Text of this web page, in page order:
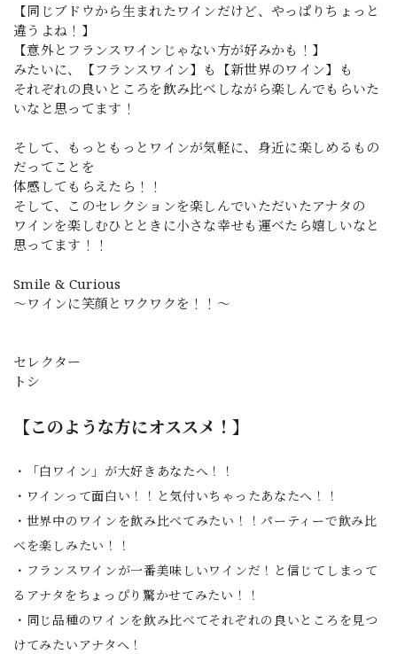
【同じブドウから生まれたワインだけど、やっぱりちょっと
違うよね！】
【意外とフランスワインじゃない方が好みかも！】
みたいに、【フランスワイン】も【新世界のワイン】も
それぞれの良いところを飲み比べしながら楽しんでもらいた
いなと思ってます！
そして、もっともっとワインが気軽に、身近に楽しめるもの
だってことを
体感してもらえたら！！
そして、このセレクションを楽しんでいただいたアナタの
ワインを楽しむひとときに小さな幸せも運べたら嬉しいなと
思ってます！！
Smile & Curious
～ワインに笑顔とワクワクを！！～
セレクター
トシ
【このような方にオススメ！】
・「白ワイン」が大好きあなたへ！！
・ワインって面白い！！と気付いちゃったあなたへ！！
・世界中のワインを飲み比べてみたい！！パーティーで飲み比
べを楽しみたい！！
・フランスワインが一番美味しいワインだ！と信じてしまって
るアナタをちょっぴり驚かせてみたい！！
・同じ品種のワインを飲み比べてそれぞれの良いところを見つ
けてみたいアナタへ！